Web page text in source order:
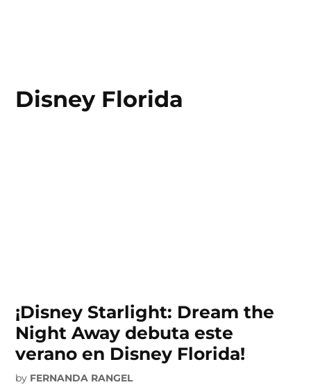
Skip Disney Florida
¡Disney Starlight: Dream the
Night Away debuta este
verano en Disney Florida!
by FERNANDA RANGEL